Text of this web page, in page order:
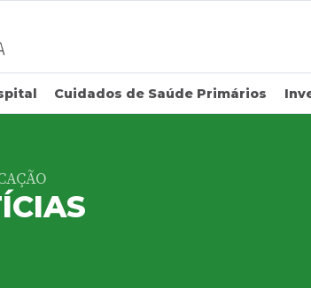
principal
Cuidados de Saúde Primários